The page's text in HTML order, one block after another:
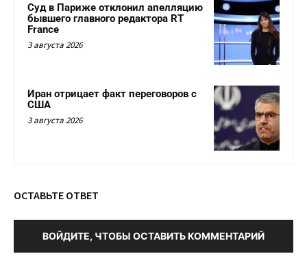
Суд в Париже отклонил апелляцию
бывшего главного редактора RT
France
3 августа 2026
Иран отрицает факт переговоров с
США
3 августа 2026
ОСТАВЬТЕ ОТВЕТ
ВОЙДИТЕ, ЧТОБЫ ОСТАВИТЬ КОММЕНТАРИЙ